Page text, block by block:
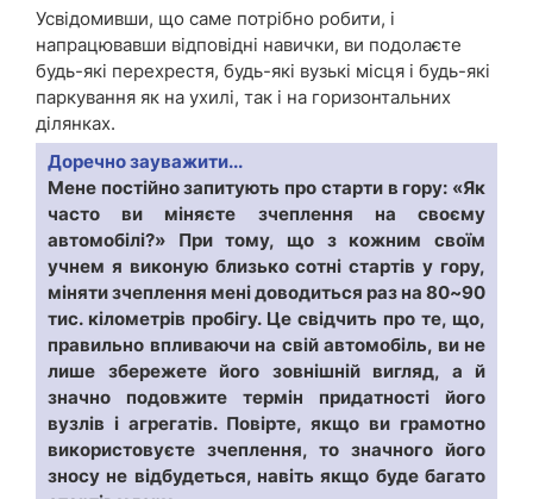
Усвідомивши, що саме потрібно робити, і
напрацювавши відповідні навички, ви подолаєте
будь-які перехрестя, будь-які вузькі місця і будь-які
паркування як на ухилі, так і на горизонтальних
ділянках.
Доречно зауважити...
Мене постійно запитують про старти в гору: «Як
часто ви міняєте зчеплення на своєму
автомобілі?» При тому, що з кожним своїм
учнем я виконую близько сотні стартів у гору,
міняти зчеплення мені доводиться раз на 80~90
тис. кілометрів пробігу. Це свідчить про те, що,
правильно впливаючи на свій автомобіль, ви не
лише збережете його зовнішній вигляд, а й
значно подовжите термін придатності його
вузлів і агрегатів. Повірте, якщо ви грамотно
використовуєте зчеплення, то значного його
зносу не відбудеться, навіть якщо буде багато